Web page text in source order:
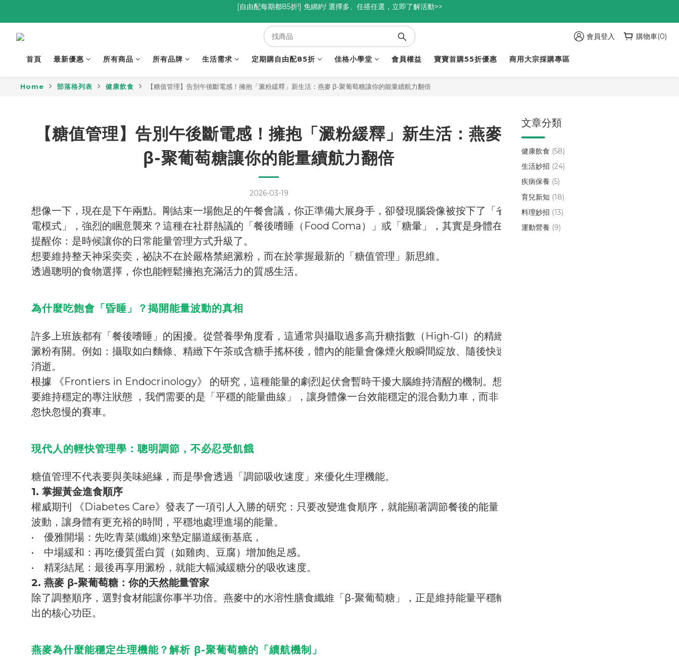
優惠碼<go300> $3,000折$300  優惠碼<go88> $5,000享88折
優惠碼<go300> $3,000折$300  優惠碼<go88> $5,000享88折
[自由配每期都85折!] 免綁約! 選擇多、任搭任選，立即了解活動>>
優惠碼<go300> $3,000折$300  優惠碼<go88> $5,000享88折
會員登入 購物車(0)
首頁 最新優惠 所有商品 所有品牌 生活需求 定期購自由配85折 佳格小學堂 會員權益 寶寶首購55折優惠 商用大宗採購專區
Home 部落格列表 健康飲食 【糖值管理】告別午後斷電感！擁抱「澱粉緩釋」新生活：燕麥 β-聚葡萄糖讓你的能量續航力翻倍
【糖值管理】告別午後斷電感！擁抱「澱粉緩釋」新生活：燕麥
β-聚葡萄糖讓你的能量續航力翻倍
2026-03-19
想像一下，現在是下午兩點。剛結束一場飽足的午餐會議，你正準備大展身手，卻發現腦袋像被按下了「省
電模式」，強烈的睏意襲來？這種在社群熱議的「餐後嗜睡（Food Coma）」或「糖暈」，其實是身體在
提醒你：是時候讓你的日常能量管理方式升級了。
想要維持整天神采奕奕，祕訣不在於嚴格禁絕澱粉，而在於掌握最新的「糖值管理」新思維。
透過聰明的食物選擇，你也能輕鬆擁抱充滿活力的質感生活。
為什麼吃飽會「昏睡」？揭開能量波動的真相
許多上班族都有「餐後嗜睡」的困擾。從營養學角度看，這通常與攝取過多高升糖指數（High-GI）的精緻
澱粉有關。例如：攝取如白麵條、精緻下午茶或含糖手搖杯後，體內的能量會像煙火般瞬間綻放、隨後快速
消逝。
根據 《Frontiers in Endocrinology》 的研究，這種能量的劇烈起伏會暫時干擾大腦維持清醒的機制。想
要維持穩定的專注狀態 ，我們需要的是「平穩的能量曲線」，讓身體像一台效能穩定的混合動力車，而非
忽快忽慢的賽車。
現代人的輕快管理學：聰明調節，不必忍受飢餓
糖值管理不代表要與美味絕緣，而是學會透過「調節吸收速度」來優化生理機能。
1. 掌握黃金進食順序
權威期刊 《Diabetes Care》發表了一項引人入勝的研究：只要改變進食順序，就能顯著調節餐後的能量
波動，讓身體有更充裕的時間，平穩地處理進場的能量。
• 優雅開場：先吃青菜(纖維)來墊定腸道緩衝基底，
• 中場緩和：再吃優質蛋白質（如雞肉、豆腐）增加飽足感。
• 精彩結尾：最後再享用澱粉，就能大幅減緩糖分的吸收速度。
2. 燕麥 β-聚葡萄糖：你的天然能量管家
除了調整順序，選對食材能讓你事半功倍。燕麥中的水溶性膳食纖維「β-聚葡萄糖」，正是維持能量平穩輸
出的核心功臣。
燕麥為什麼能穩定生理機能？解析 β-聚葡萄糖的「續航機制」
文章分類
健康飲食 (58)
生活妙招 (24)
疾病保養 (5)
育兒新知 (18)
料理妙招 (13)
運動營養 (9)